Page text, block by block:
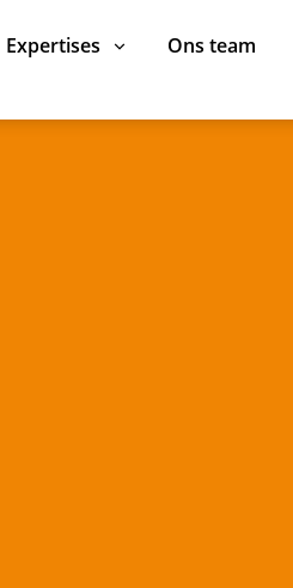
Expertises Ons team